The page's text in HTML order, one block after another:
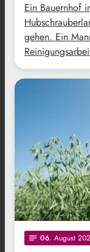
Ein Bauernhof
gehen. Ein
notes 06. August